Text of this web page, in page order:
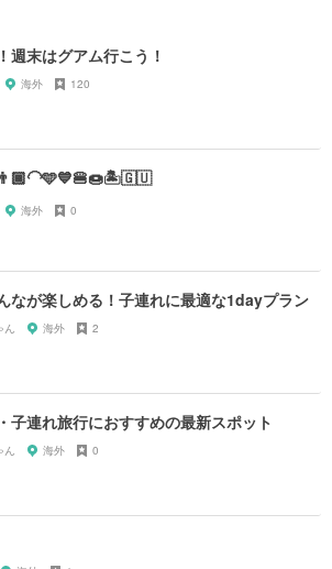
週末はグアム行こう！
海外 120
海外 0
なが楽しめる！子連れに最適な1dayプラン
ん 海外 2
子連れ旅行におすすめの最新スポット
ん 海外 0